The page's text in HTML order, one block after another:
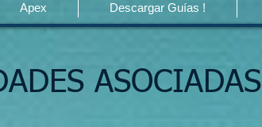
Apex Descargar Guías !
ASOCIADAS